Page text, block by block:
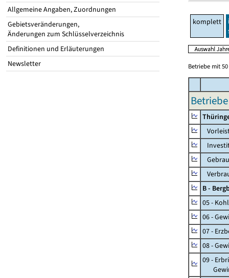
Allgemeine Angaben, Zuordnungen
Gebietsveränderungen,
Änderungen zum Schlüsselverzeichnis
Definitionen und Erläuterungen
Newsletter
komplett
Betriebe mit
B -
05 -
06 -
07 -
08 -
09 -